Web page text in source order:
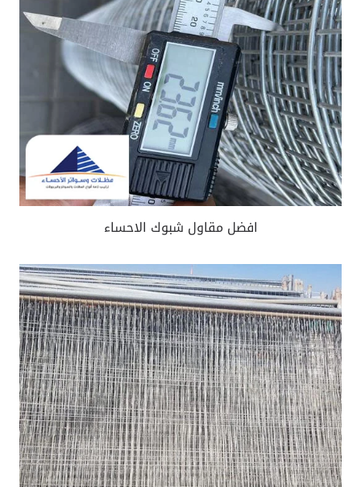
افضل مقاول شبوك الاحساء